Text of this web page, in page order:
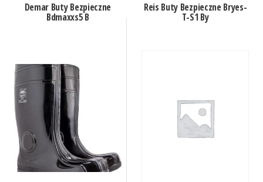
Demar Buty Bezpieczne
Bdmaxxs5 B
Reis Buty Bezpieczne Bryes-
T-S1 By